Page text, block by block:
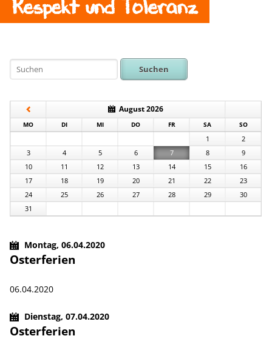
Suchen
August 2026
MONTAG DIENSTAG MITTWOCH DONNERSTAG
FREITAG SA SONNTAG
1
2
3
4 5 6 7 8
9
10
11 12 13 14 15
16
17
18 19 20 21 22
23
24
25 26 27 28 29
30
31
Montag,06.04.2020
Osterferien
06.04.2020
Dienstag,07.04.2020
Osterferien